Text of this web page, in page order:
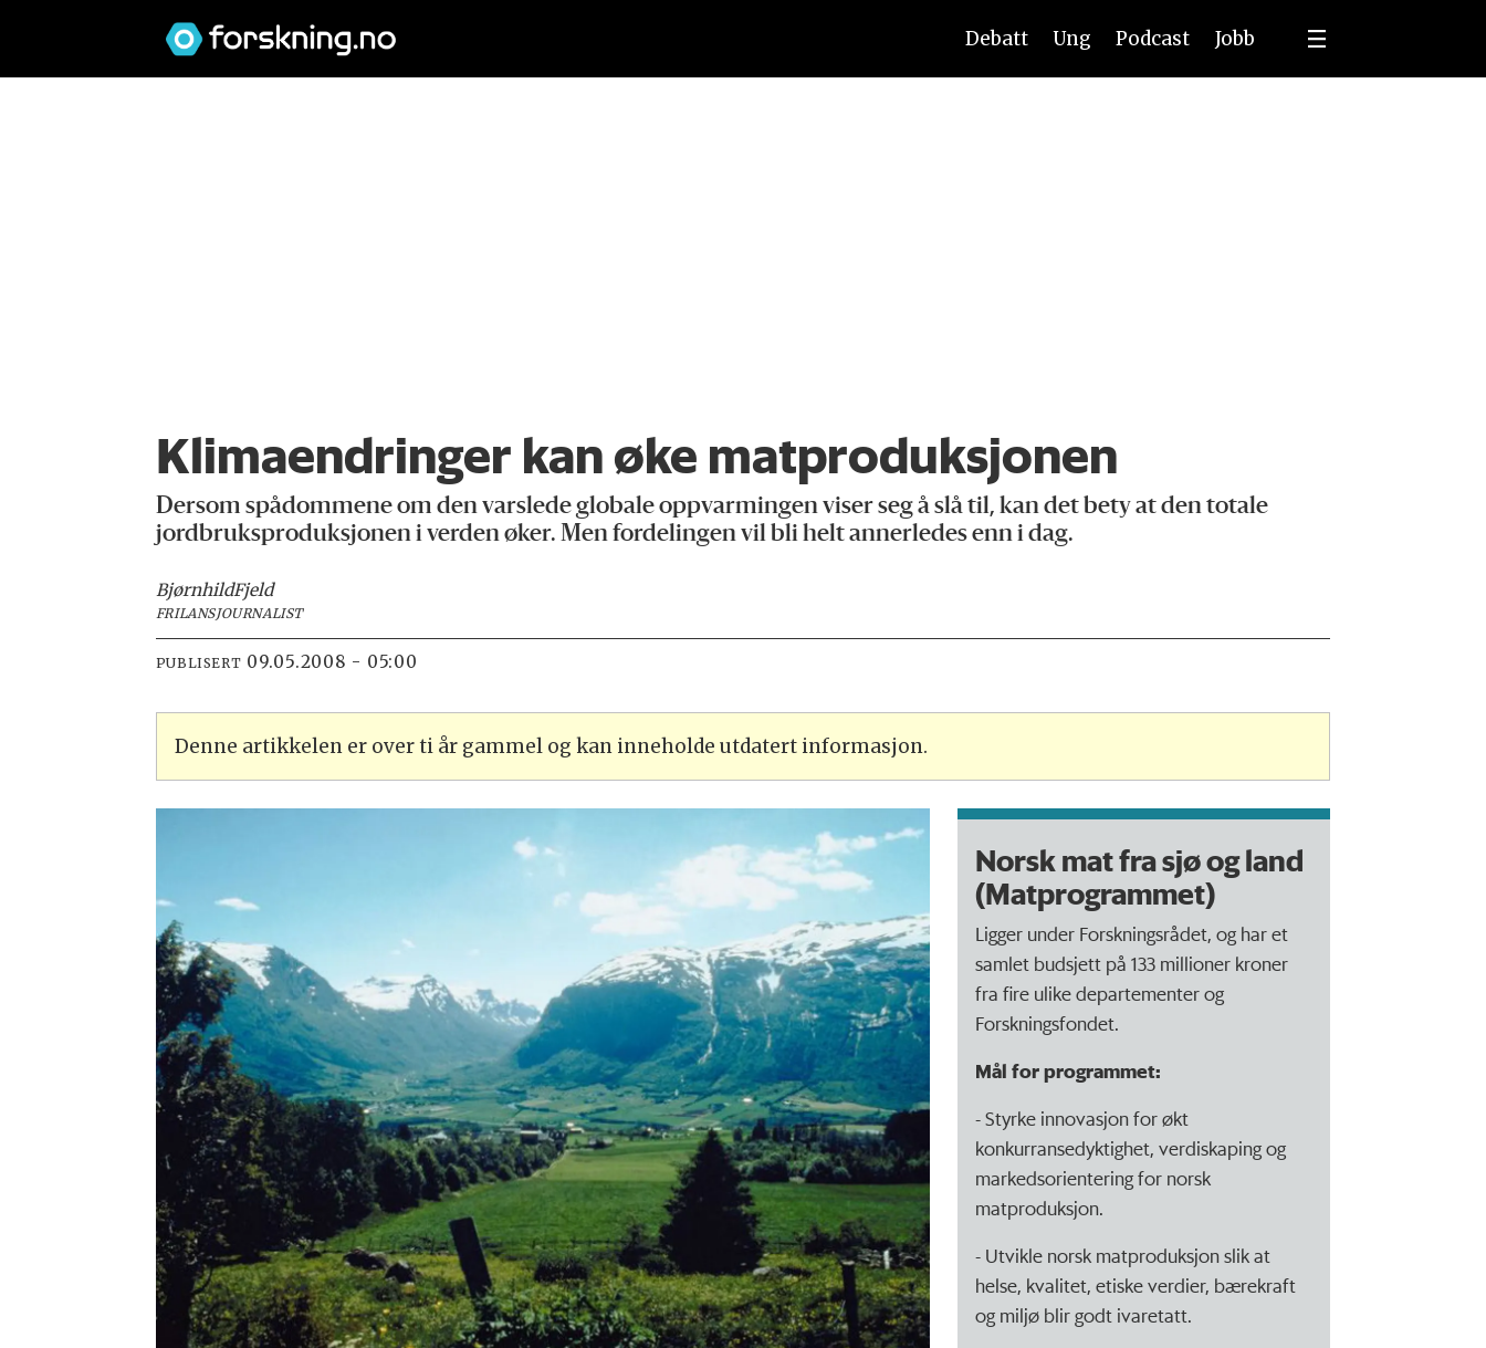
Debatt Ung Podcast Jobb
Klimaendringer kan øke matproduksjonen
Dersom spådommene om den varslede globale oppvarmingen viser seg å slå til, kan det bety at den totale
jordbruksproduksjonen i verden øker. Men fordelingen vil bli helt annerledes enn i dag.
BjørnhildFjeld
FRILANSJOURNALIST
PUBLISERT 09.05.2008 - 05:00
Denne artikkelen er over ti år gammel og kan inneholde utdatert informasjon.
Norsk mat fra sjø og land
(Matprogrammet)
Ligger under Forskningsrådet, og har et
samlet budsjett på 133 millioner kroner
fra fire ulike departementer og
Forskningsfondet.
Mål for programmet:
- Styrke innovasjon for økt
konkurransedyktighet, verdiskaping og
markedsorientering for norsk
matproduksjon.
- Utvikle norsk matproduksjon slik at
helse, kvalitet, etiske verdier, bærekraft
og miljø blir godt ivaretatt.